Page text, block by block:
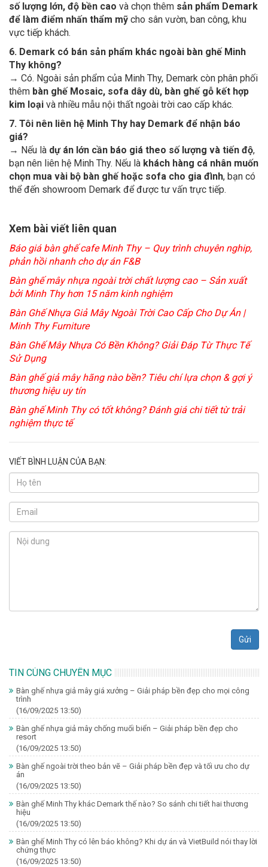
số lượng lớn, độ bền cao và chọn thêm sản phẩm Demark
để làm điểm nhấn thẩm mỹ cho sân vườn, ban công, khu
vực tiếp khách.
6. Demark có bán sản phẩm khác ngoài bàn ghế Minh
Thy không?
→ Có. Ngoài sản phẩm của Minh Thy, Demark còn phân phối
thêm bàn ghế Mosaic, sofa dây dù, bàn ghế gỗ kết hợp
kim loại và nhiều mẫu nội thất ngoài trời cao cấp khác.
7. Tôi nên liên hệ Minh Thy hay Demark để nhận báo
giá?
→ Nếu là dự án lớn cần báo giá theo số lượng và tiến độ,
bạn nên liên hệ Minh Thy. Nếu là khách hàng cá nhân muốn
chọn mua vài bộ bàn ghế hoặc sofa cho gia đình, bạn có
thể đến showroom Demark để được tư vấn trực tiếp.
Xem bài viết liên quan
Báo giá bàn ghế cafe Minh Thy – Quy trình chuyên nghip,
phản hồi nhanh cho dự án F&B
Bàn ghế mây nhựa ngoài trời chất lượng cao – Sản xuất
bởi Minh Thy hơn 15 năm kinh nghiệm
Bàn Ghế Nhựa Giả Mây Ngoài Trời Cao Cấp Cho Dự Án |
Minh Thy Furniture
Bàn Ghế Mây Nhựa Có Bền Không? Giải Đáp Từ Thực Tế
Sử Dụng
Bàn ghế giả mây hãng nào bền? Tiêu chí lựa chọn & gợi ý
thương hiệu uy tín
Bàn ghế Minh Thy có tốt không? Đánh giá chi tiết từ trải
nghiệm thực tế
VIẾT BÌNH LUẬN CỦA BẠN:
Gửi
TIN CÙNG CHUYÊN MỤC
Bàn ghế nhựa giả mây giá xưởng – Giải pháp bền đẹp cho mọi công
trình
(16/09/2025 13:50)
Bàn ghế nhựa giả mây chống muối biển – Giải pháp bền đẹp cho
resort
(16/09/2025 13:50)
Bàn ghế ngoài trời theo bản vẽ – Giải pháp bền đẹp và tối ưu cho dự
án
(16/09/2025 13:50)
Bàn ghế Minh Thy khác Demark thế nào? So sánh chi tiết hai thương
hiệu
(16/09/2025 13:50)
Bàn ghế Minh Thy có lên báo không? Khi dự án và VietBuild nói thay lời
chứng thực
(16/09/2025 13:50)